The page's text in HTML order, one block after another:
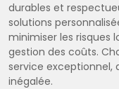
durables et
solutions
minimiser les risques
gestion des coûts.
service exceptionnel,
inégalée.